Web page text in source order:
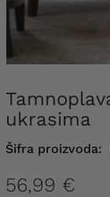
Tamnoplava haljina sa srebrnim
ukrasima
Šifra proizvoda:
56,99 €